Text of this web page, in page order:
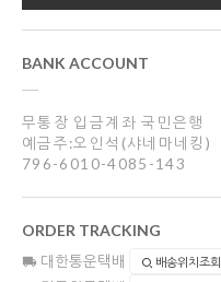
BANK ACCOUNT
무통장 입금계좌 국민은행
예금주:오인석(샤네마네킹)
796-6010-4085-143
ORDER TRACKING
대한통운택배 배송위치조회